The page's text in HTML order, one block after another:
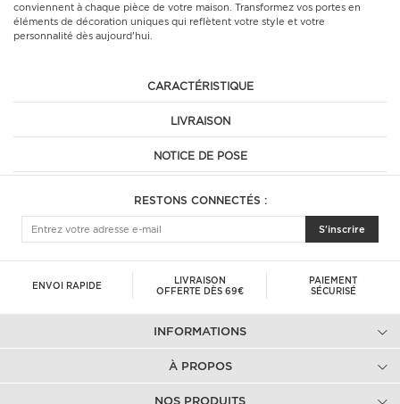
conviennent à chaque pièce de votre maison. Transformez vos portes en
éléments de décoration uniques qui reflètent votre style et votre
personnalité dès aujourd'hui.
CARACTÉRISTIQUE
LIVRAISON
NOTICE DE POSE
RESTONS CONNECTÉS :
S'inscrire
ENVOI RAPIDE
LIVRAISON
OFFERTE DÈS 69€
PAIEMENT
SÉCURISÉ
INFORMATIONS
À PROPOS
NOS PRODUITS